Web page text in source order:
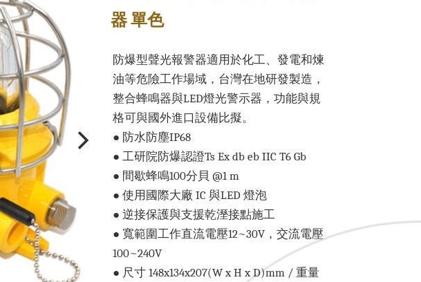
器 單色
防爆型聲光報警器適用於化工、發電和煉
油等危險工作場域，台灣在地研發製造，
整合蜂鳴器與LED燈光警示器，功能與規
格可與國外進口設備比擬。
● 防水防塵IP68
● 工研院防爆認證Ts Ex db eb IIC T6 Gb
● 間歇蜂鳴100分貝 @1 m
● 使用國際大廠 IC 與LED 燈泡
● 逆接保護與支援乾溼接點施工
● 寬範圍工作直流電壓12~30V，交流電壓
100~240V
● 尺寸 148x134x207(W x H x D)mm / 重量